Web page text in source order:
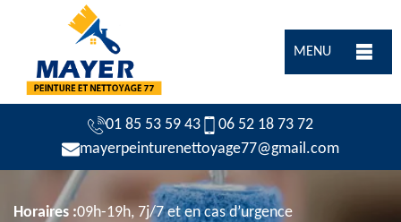
MENU
01 85 53 59 43
06 52 18 73 72
mayerpeinturenettoyage77@gmail.com
Horaires :09h-19h, 7j/7 et en cas d’urgence